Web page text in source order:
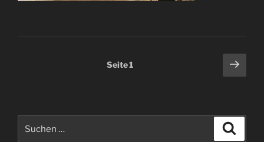
Seitennummerierung
Seite1
nach: